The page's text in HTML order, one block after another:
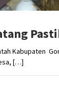
Kabupaten
[…]